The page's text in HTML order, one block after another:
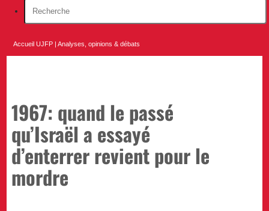
Accueil UJFP |Analyses, opinions & débats
1967: quand le passé
qu’Israël a essayé
d’enterrer revient pour le
mordre